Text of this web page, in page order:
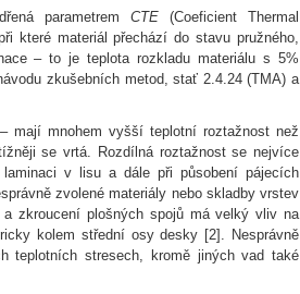
parametrem CTE (Coeficient Thermal
které materiál přechází do stavu pružného,
– to je teplota rozkladu materiálu s 5%
zkušebních metod, stať 2.4.24 (TMA) a
mají mnohem vyšší teplotní roztažnost než
se vrtá. Rozdílná roztažnost se nejvíce
v lisu a dále při působení pájecích
zvolené materiály nebo skladby vrstev
zkroucení plošných spojů má velký vliv na
kolem střední osy desky [2]. Nesprávně
teplotních stresech, kromě jiných vad také